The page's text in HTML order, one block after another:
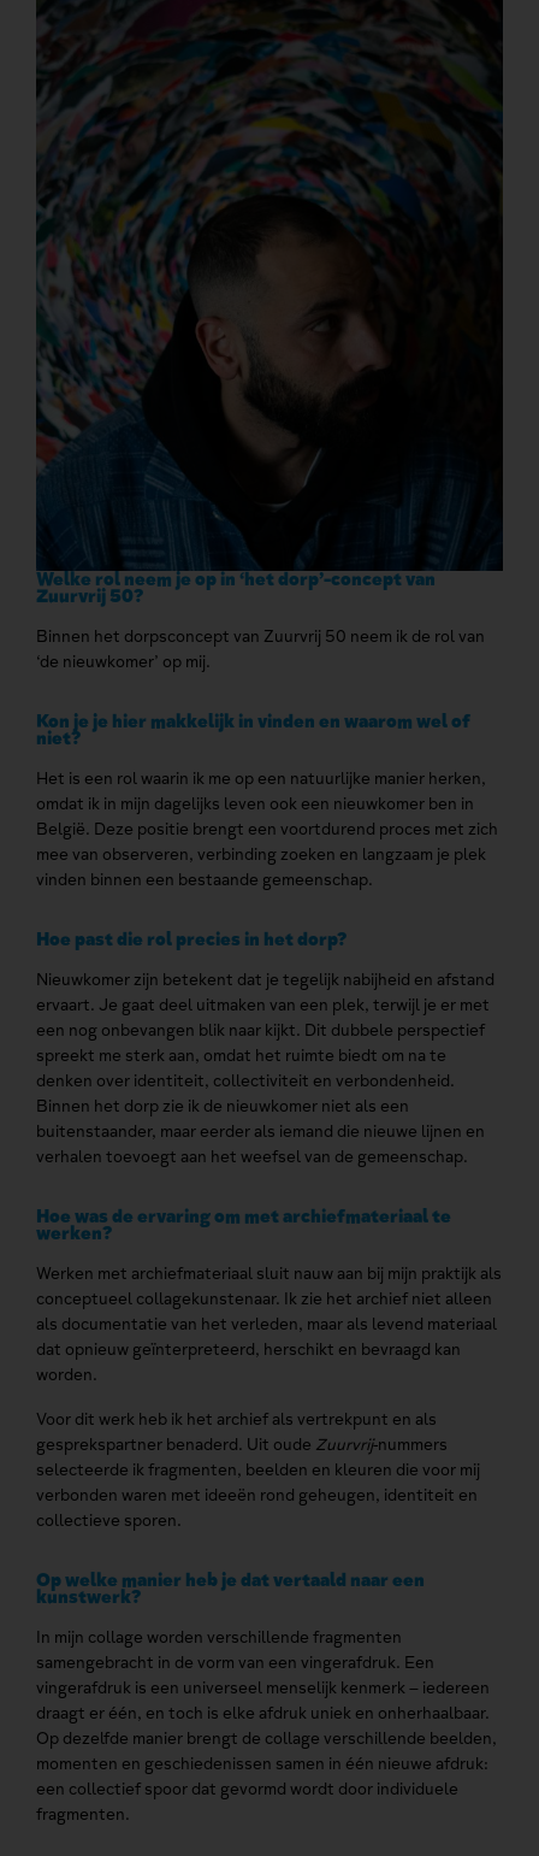
Welke rol neem je op in ‘het dorp’-concept van
Zuurvrij 50?
Binnen het dorpsconcept van Zuurvrij 50 neem ik de rol van
‘de nieuwkomer’ op mij.
Kon je je hier makkelijk in vinden en waarom wel of
niet?
Het is een rol waarin ik me op een natuurlijke manier herken,
omdat ik in mijn dagelijks leven ook een nieuwkomer ben in
België. Deze positie brengt een voortdurend proces met zich
mee van observeren, verbinding zoeken en langzaam je plek
vinden binnen een bestaande gemeenschap.
Hoe past die rol precies in het dorp?
Nieuwkomer zijn betekent dat je tegelijk nabijheid en afstand
ervaart. Je gaat deel uitmaken van een plek, terwijl je er met
een nog onbevangen blik naar kijkt. Dit dubbele perspectief
spreekt me sterk aan, omdat het ruimte biedt om na te
denken over identiteit, collectiviteit en verbondenheid.
Binnen het dorp zie ik de nieuwkomer niet als een
buitenstaander, maar eerder als iemand die nieuwe lijnen en
verhalen toevoegt aan het weefsel van de gemeenschap.
Hoe was de ervaring om met archiefmateriaal te
werken?
Werken met archiefmateriaal sluit nauw aan bij mijn praktijk als
conceptueel collagekunstenaar. Ik zie het archief niet alleen
als documentatie van het verleden, maar als levend materiaal
dat opnieuw geïnterpreteerd, herschikt en bevraagd kan
worden.
Voor dit werk heb ik het archief als vertrekpunt en als
gesprekspartner benaderd. Uit oude Zuurvrij-nummers
selecteerde ik fragmenten, beelden en kleuren die voor mij
verbonden waren met ideeën rond geheugen, identiteit en
collectieve sporen.
Op welke manier heb je dat vertaald naar een
kunstwerk?
In mijn collage worden verschillende fragmenten
samengebracht in de vorm van een vingerafdruk. Een
vingerafdruk is een universeel menselijk kenmerk – iedereen
draagt er één, en toch is elke afdruk uniek en onherhaalbaar.
Op dezelfde manier brengt de collage verschillende beelden,
momenten en geschiedenissen samen in één nieuwe afdruk:
een collectief spoor dat gevormd wordt door individuele
fragmenten.